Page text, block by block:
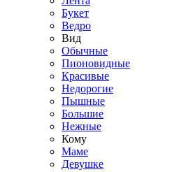
Букет
Ведро
Вид
Обычные
Пионовидные
Красивые
Недорогие
Пышные
Большие
Нежные
Кому
Маме
Девушке